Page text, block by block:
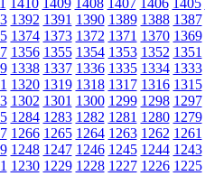
1410 1409 1408 1407 1406 1405
1392 1391 1390 1389 1388 1387
1374 1373 1372 1371 1370 1369
1356 1355 1354 1353 1352 1351
1338 1337 1336 1335 1334 1333
1320 1319 1318 1317 1316 1315
1302 1301 1300 1299 1298 1297
1284 1283 1282 1281 1280 1279
1266 1265 1264 1263 1262 1261
1248 1247 1246 1245 1244 1243
1230 1229 1228 1227 1226 1225